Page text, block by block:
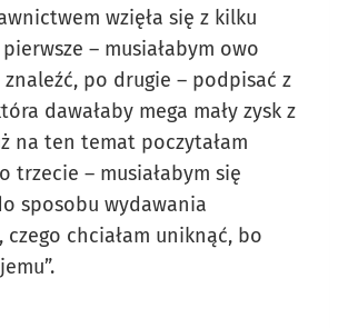
wzięła się z kilku
– musiałabym owo
po drugie – podpisać z
dawałaby mega mały zysk z
na ten temat poczytałam
trzecie – musiałabym się
sposobu wydawania
chciałam uniknąć, bo